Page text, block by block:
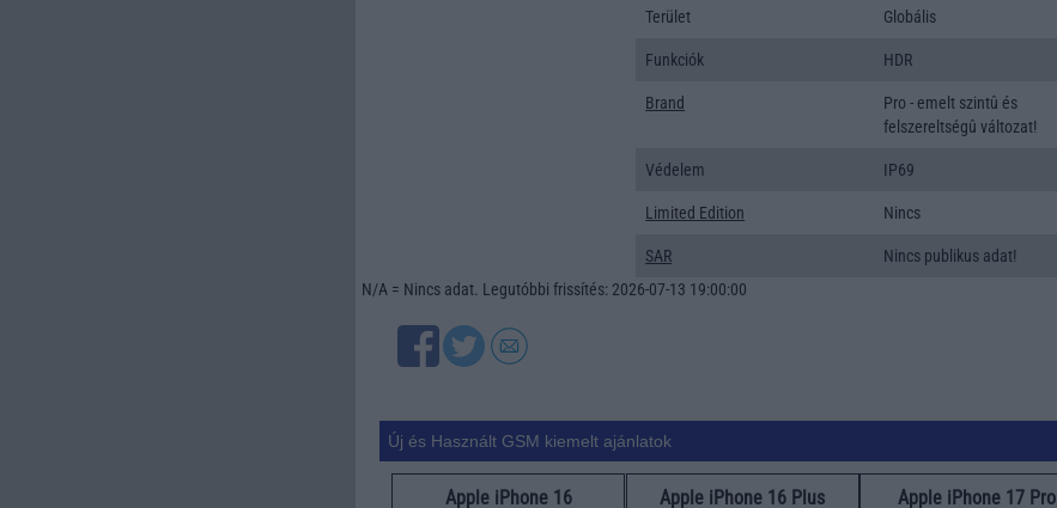
Terület Globális
Funkciók HDR
Brand
Pro - emelt szintû és
felszereltségû változat!
Védelem IP69
Limited Edition Nincs
SAR
Nincs publikus adat!
N/A = Nincs adat. Legutóbbi frissítés: 2026-07-13 19:00:00
Új és Használt GSM kiemelt ajánlatok
Apple iPhone 16 Apple iPhone 16 Plus Apple iPhone 17 Pro